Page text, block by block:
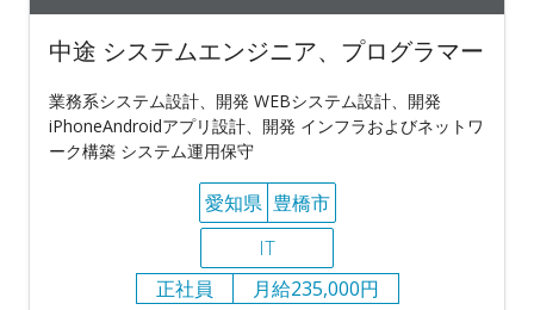
中途 システムエンジニア、プログラマー
業務系システム設計、開発 WEBシステム設計、開発
iPhoneAndroidアプリ設計、開発 インフラおよびネットワ
ーク構築 システム運用保守
愛知県 豊橋市
IT
正社員
月給235,000円